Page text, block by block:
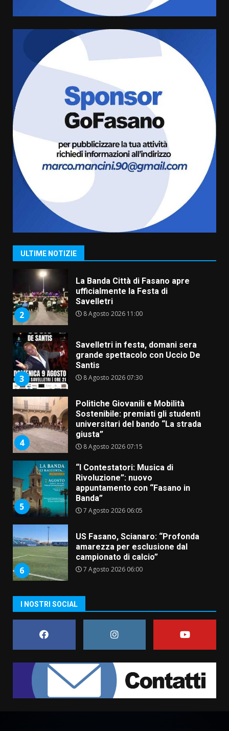
ULTIME NOTIZIE
7 Agosto 2026 06:05
US Fasano, Scianaro: “Profonda
amarezza per esclusione dal
campionato di calcio”
7
Fasanese ferito a colpi di arma
da fuoco
6 Agosto 2026 18:13
Serie D, l’Us Fasano non molla e
conferma di voler ricorrere per
ottenere l’iscrizione
8 Agosto 2026 19:55
2
La Banda Città di Fasano apre
Savelletri
8 Agosto 2026 11:00
3
Savelletri in festa, domani sera
grande spettacolo con Uccio De
Santis
4
Politiche Giovanili e Mobilità
Sostenibile: premiati gli studenti
universitari del bando “La strada
giusta”
5
“I Contestatori: Musica di
Rivoluzione”: nuovo
appuntamento con “Fasano in
Banda”
6
US Fasano, Scianaro: “Profonda
amarezza per esclusione dal
campionato di calcio”
7 Agosto 2026 06:00
7
Fasanese ferito a colpi di arma
da fuoco
6 Agosto 2026 18:13
Serie D, l’Us Fasano non molla e
conferma di voler ricorrere per
ottenere l’iscrizione
La Banda Città di Fasano apre
ufficialmente la Festa di
Savelletri
I NOSTRI SOCIAL